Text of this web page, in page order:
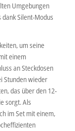
Umgebungen
dank Silent-Modus
um seine
einem
an Steckdosen
Stunden wieder
das über den 12-
sorgt. Als
im Set mit einem,